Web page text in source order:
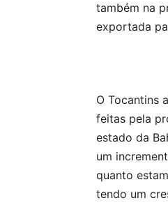
também na
exportada
O Tocantins
feitas pela
estado da
um
quanto
tendo um